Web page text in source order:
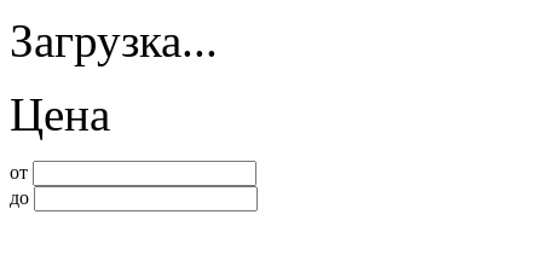
Загрузка...
Цена
от
до